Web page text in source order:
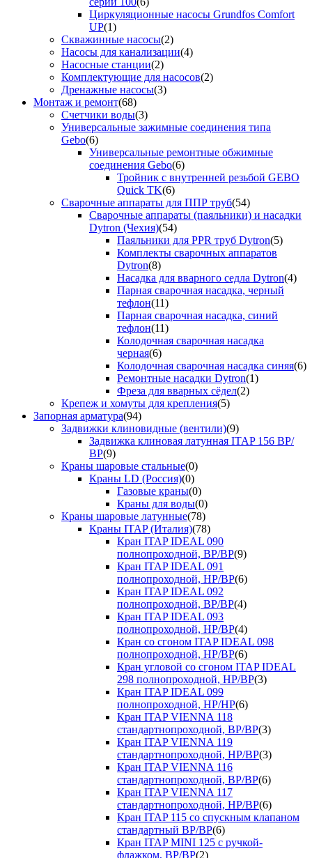
Циркуляционные насосы Grundfos Comfort
UP(1)
Скважинные насосы(2)
Насосы для канализации(4)
Насосные станции(2)
Комплектующие для насосов(2)
Дренажные насосы(3)
Монтаж и ремонт(68)
Счетчики воды(3)
Универсальные зажимные соединения типа
Gebo(6)
Универсальные ремонтные обжимные
соединения Gebo(6)
Тройник с внутренней резьбой GEBO
Quick TK(6)
Сварочные аппараты для ППР труб(54)
Сварочные аппараты (паяльники) и насадки
Dytron (Чехия)(54)
Паяльники для PPR труб Dytron(5)
Комплекты сварочных аппаратов
Dytron(8)
Насадка для вварного седла Dytron(4)
Парная сварочная насадка, черный
тефлон(11)
Парная сварочная насадка, синий
тефлон(11)
Колодочная сварочная насадка
черная(6)
Колодочная сварочная насадка синяя(6)
Ремонтные насадки Dytron(1)
Фреза для вварных сёдел(2)
Крепеж и хомуты для крепления(5)
Запорная арматура(94)
Задвижки клиновидные (вентили)(9)
Задвижка клиновая латунная ITAP 156 ВР/
ВР(9)
Краны шаровые стальные(0)
Краны LD (Россия)(0)
Газовые краны(0)
Краны для воды(0)
Краны шаровые латунные(78)
Краны ITAP (Италия)(78)
Кран ITAP IDEAL 090
полнопроходной, ВР/ВР(9)
Кран ITAP IDEAL 091
полнопроходной, НР/ВР(6)
Кран ITAP IDEAL 092
полнопроходной, ВР/ВР(4)
Кран ITAP IDEAL 093
полнопроходной, НР/ВР(4)
Кран со сгоном ITAP IDEAL 098
полнопроходной, НР/ВР(6)
Кран угловой со сгоном ITAP IDEAL
298 полнопроходной, НР/ВР(3)
Кран ITAP IDEAL 099
полнопроходной, НР/НР(6)
Кран ITAP VIENNA 118
стандартнопроходной, ВР/ВР(3)
Кран ITAP VIENNA 119
стандартнопроходной, НР/ВР(3)
Кран ITAP VIENNA 116
стандартнопроходной, ВР/ВР(6)
Кран ITAP VIENNA 117
стандартнопроходной, НР/ВР(6)
Кран ITAP 115 со спускным клапаном
стандартный ВР/ВР(6)
Кран ITAP MINI 125 с ручкой-
флажком, ВР/ВР(2)